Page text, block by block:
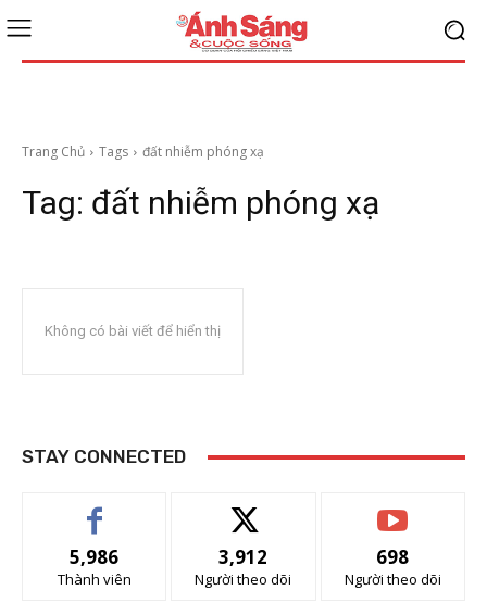
Trang Chủ Tags đất nhiễm phóng xạ
Tag: đất nhiễm phóng xạ
Không có bài viết để hiển thị
STAY CONNECTED
5,986
Thành viên
3,912
Người theo dõi
698
Người theo dõi